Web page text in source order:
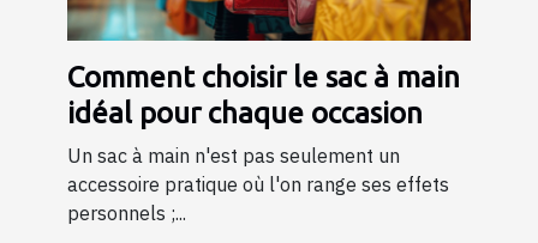
Comment choisir le sac à main
idéal pour chaque occasion
Un sac à main n'est pas seulement un
accessoire pratique où l'on range ses effets
personnels ;...